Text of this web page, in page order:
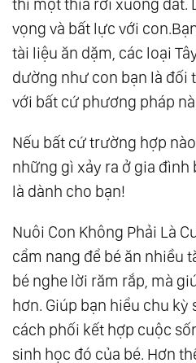
thì một thìa rơi xuống đất.
vọng và bất lực với
tài liệu ăn dặm, các loại
dường như con bạn là đối
với bất cứ phương pháp
Nếu bất cứ trường hợp
những gì xảy ra ở gia đình
là dành cho bạn!
Nuôi Con Không Phải Là
cẩm nang để bé ăn nhiều
bé nghe lời răm rắp, mà
hơn. Giúp bạn hiểu chu kỳ
cách phối kết hợp cuộc
sinh học đó của bé. Hơn